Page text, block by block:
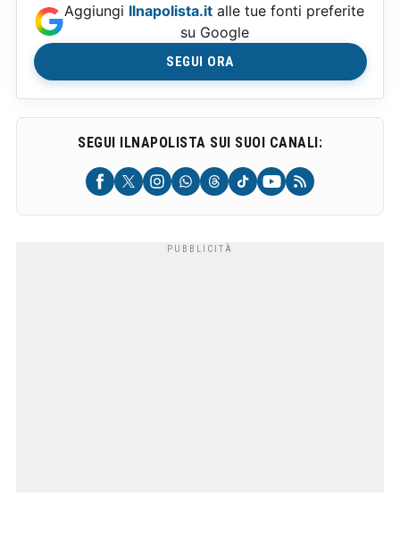
Aggiungi Ilnapolista.it alle tue fonti preferite
su Google
SEGUI ORA
SEGUI ILNAPOLISTA SUI SUOI CANALI: